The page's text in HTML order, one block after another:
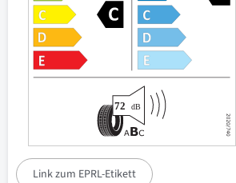
Link zum EPRL-Etikett